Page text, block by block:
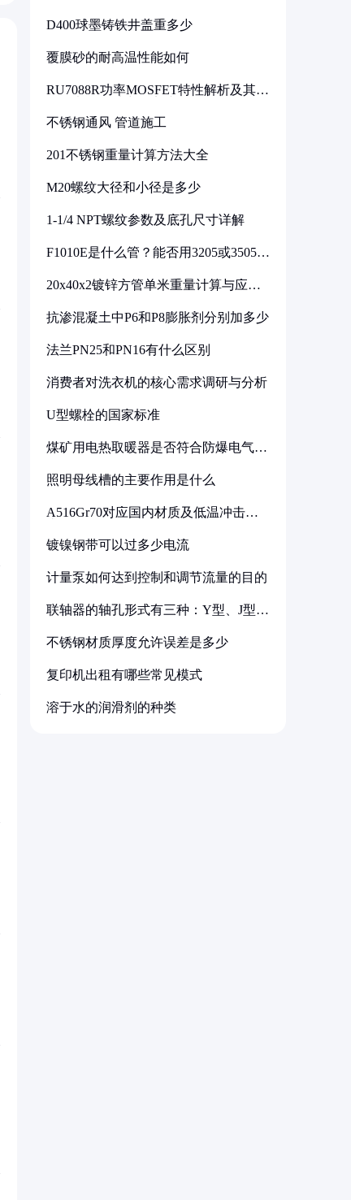
D400球墨铸铁井盖重多少
覆膜砂的耐高温性能如何
RU7088R功率MOSFET特性解析及其在
不锈钢通风 管道施工
201不锈钢重量计算方法大全
M20螺纹大径和小径是多少
1-1/4 NPT螺纹参数及底孔尺寸详解
F1010E是什么管？能否用3205或3505代
20x40x2镀锌方管单米重量计算与应用
抗渗混凝土中P6和P8膨胀剂分别加多少
法兰PN25和PN16有什么区别
消费者对洗衣机的核心需求调研与分析
U型螺栓的国家标准
煤矿用电热取暖器是否符合防爆电气设
照明母线槽的主要作用是什么
A516Gr70对应国内材质及低温冲击要
镀镍钢带可以过多少电流
计量泵如何达到控制和调节流量的目的
联轴器的轴孔形式有三种：Y型、J型、
不锈钢材质厚度允许误差是多少
复印机出租有哪些常见模式
溶于水的润滑剂的种类